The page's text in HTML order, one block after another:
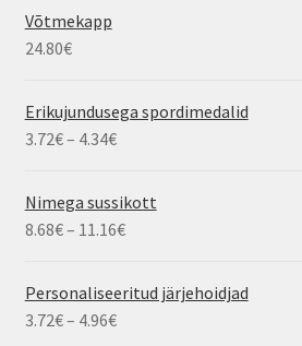
Võtmekapp
24.80€
Erikujundusega spordimedalid
3.72€– 4.34€Hinnavahemik:
kuni
4.34€
Nimega sussikott
8.68€– 11.16€Hinnavahemik:
kuni
11.16€
Personaliseeritud järjehoidjad
3.72€– 4.96€Hinnavahemik: